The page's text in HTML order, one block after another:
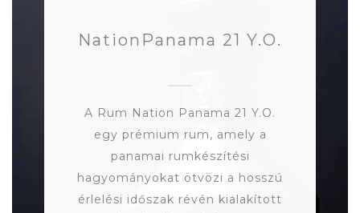
NationPanama 21 Y.O.
A Rum Nation Panama 21 Y.O.
egy prémium rum, amely a
panamai rumkészítési
hagyományokat ötvözi a hosszú
érlelési időszak révén kialakított